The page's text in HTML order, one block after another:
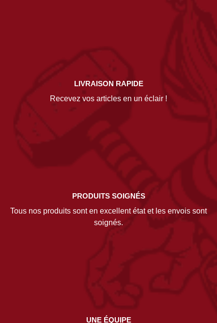
LIVRAISON RAPIDE
Recevez vos articles en un éclair !
PRODUITS SOIGNÉS
Tous nos produits sont en excellent état et les envois sont
soignés.
UNE ÉQUIPE